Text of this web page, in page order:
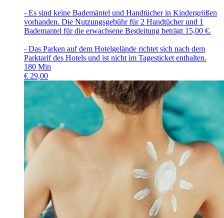
- Es sind keine Bademäntel und Handtücher in Kindergrößen
vorhanden. Die Nutzungsgebühr für 2 Handtücher und 1
Bademantel für die erwachsene Begleitung beträgt 15,00 €.
- Das Parken auf dem Hotelgelände richtet sich nach dem
Parktarif des Hotels und ist nicht im Tagesticket enthalten.
180 Min
€ 29,00